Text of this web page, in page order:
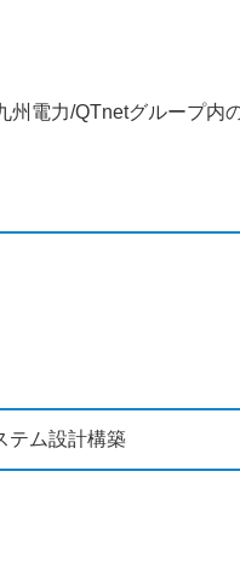
電力/QTnetグループ内
テム設計構築